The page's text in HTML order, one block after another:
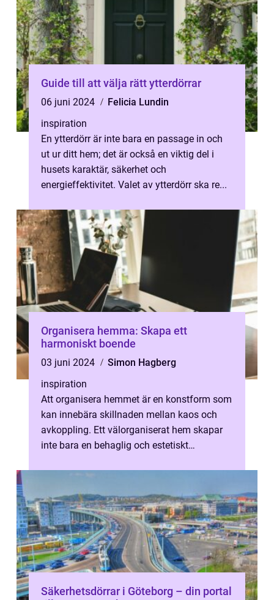
Guide till att välja rätt ytterdörrar
06 juni 2024
Felicia Lundin
inspiration
En ytterdörr är inte bara en passage in och
ut ur ditt hem; det är också en viktig del i
husets karaktär, säkerhet och
energieffektivitet. Valet av ytterdörr ska re...
Organisera hemma: Skapa ett
harmoniskt boende
03 juni 2024
Simon Hagberg
inspiration
Att organisera hemmet är en konstform som
kan innebära skillnaden mellan kaos och
avkoppling. Ett välorganiserat hem skapar
inte bara en behaglig och estetiskt
Säkerhetsdörrar i Göteborg – din portal